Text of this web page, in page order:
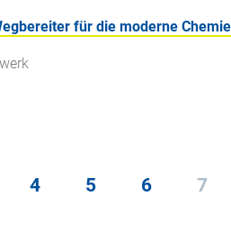
für die moderne
4 5 6 7